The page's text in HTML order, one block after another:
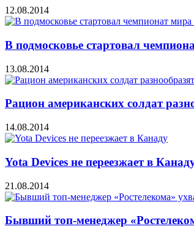
12.08.2014
В подмосковье стартовал
13.08.2014
Рацион американских солдат
14.08.2014
Yota Devices не переезжает в
21.08.2014
Бывший топ-менеджер